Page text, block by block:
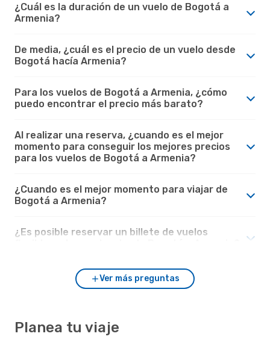
¿Cuál es la duración de un vuelo de Bogotá a
Armenia?
De media, ¿cuál es el precio de un vuelo desde
Bogotá hacía Armenia?
Para los vuelos de Bogotá a Armenia, ¿cómo
puedo encontrar el precio más barato?
Al realizar una reserva, ¿cuando es el mejor
momento para conseguir los mejores precios
para los vuelos de Bogotá a Armenia?
¿Cuando es el mejor momento para viajar de
Bogotá a Armenia?
¿Es posible reservar un billete de vuelos
Ver más preguntas
Planea tu viaje